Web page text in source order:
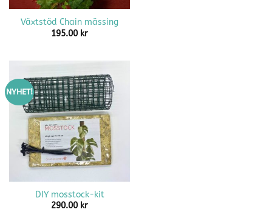
Växtstöd Chain mässing
195.00 kr
NYHET!
DIY mosstock-kit
290.00 kr